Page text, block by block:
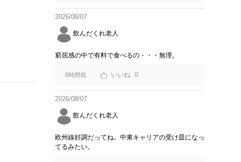
2026/08/07
飲んだくれ老人
窮屈感の中で有料で食べるの・・・無理。
8時間前 0
2026/08/07
飲んだくれ老人
欧州線好調だってね。中東キャリアの受け皿になっ
てるみたい。